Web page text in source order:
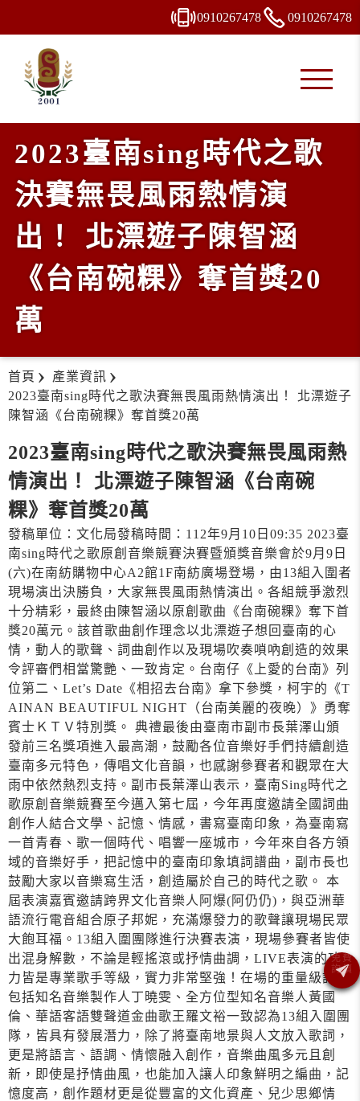
0910267478 0910267478
2023臺南sing時代之歌
決賽無畏風雨熱情演
出！ 北漂遊子陳智涵
《台南碗粿》奪首獎20
萬
首頁
產業資訊
2023臺南sing時代之歌決賽無畏風雨熱情演出！ 北漂遊子
陳智涵《台南碗粿》奪首獎20萬
2023臺南sing時代之歌決賽無畏風雨熱
情演出！ 北漂遊子陳智涵《台南碗
粿》奪首獎20萬
發稿單位：文化局發稿時間：112年9月10日09:35 2023臺
南sing時代之歌原創音樂競賽決賽暨頒獎音樂會於9月9日
(六)在南紡購物中心A2館1F南紡廣場登場，由13組入圍者
現場演出決勝負，大家無畏風雨熱情演出。各組競爭激烈
十分精彩，最終由陳智涵以原創歌曲《台南碗粿》奪下首
獎20萬元。該首歌曲創作理念以北漂遊子想回臺南的心
情，動人的歌聲、詞曲創作以及現場吹奏嗩吶創造的效果
令評審們相當驚艷、一致肯定。台南仔《上愛的台南》列
位第二、Let’s Date《相招去台南》拿下參獎，柯宇的《T
AINAN BEAUTIFUL NIGHT（台南美麗的夜晚）》勇奪
賓士ＫＴＶ特別獎。 典禮最後由臺南市副市長葉澤山頒
發前三名獎項進入最高潮，鼓勵各位音樂好手們持續創造
臺南多元特色，傳唱文化音韻，也感謝參賽者和觀眾在大
雨中依然熱烈支持。副市長葉澤山表示，臺南Sing時代之
歌原創音樂競賽至今邁入第七屆，今年再度邀請全國詞曲
創作人結合文學、記憶、情感，書寫臺南印象，為臺南寫
一首青春、歌一個時代、唱響一座城市，今年來自各方領
域的音樂好手，把記憶中的臺南印象填詞譜曲，副市長也
鼓勵大家以音樂寫生活，創造屬於自己的時代之歌。 本
屆表演嘉賓邀請跨界文化音樂人阿爆(阿仍仍)，與亞洲華
語流行電音組合原子邦妮，充滿爆發力的歌聲讓現場民眾
大飽耳福。13組入圍團隊進行決賽表演，現場參賽者皆使
出混身解數，不論是輕搖滾或抒情曲調，LIVE表演的功
力皆是專業歌手等級，實力非常堅強！在場的重量級評審
包括知名音樂製作人丁曉雯、全方位型知名音樂人黃國
倫、華語客語雙聲道金曲歌王羅文裕一致認為13組入圍團
隊，皆具有發展潛力，除了將臺南地景與人文放入歌詞，
更是將語言、語調、情懷融入創作，音樂曲風多元且創
新，即使是抒情曲風，也能加入讓人印象鮮明之編曲，記
憶度高，創作題材更是從豐富的文化資產、兒少思鄉情